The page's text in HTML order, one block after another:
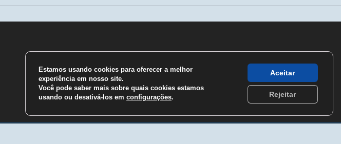
Estamos usando cookies para oferecer a melhor
experiência em nosso site.
Você pode saber mais sobre quais cookies estamos
usando ou desativá-los em configurações.
Aceitar
Rejeitar